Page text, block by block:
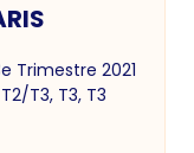
Trimestre 2021
T3, T3, T3